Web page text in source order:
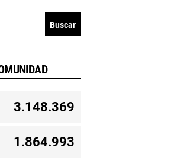
3.148.369
1.864.993